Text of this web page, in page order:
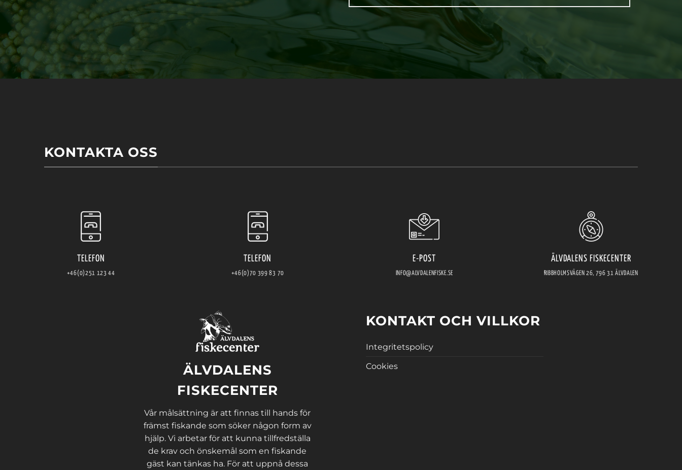
KONTAKTA OSS
TELEFON
+46(0)251 123 44
TELEFON
+46(0)70 399 83 70
E-POST
INFO@ALVDALENFISKE.SE
ÄLVDALENS FISKECENTER
RIBBHOLMSVÄGEN 26, 796 31 ÄLVDALEN
ÄLVDALENS
FISKECENTER
Vår målsättning är att finnas till hands för
främst fiskande som söker någon form av
hjälp. Vi arbetar för att kunna tillfredställa
de krav och önskemål som en fiskande
gäst kan tänkas ha. För att uppnå dessa
KONTAKT OCH VILLKOR
Integritetspolicy
Cookies